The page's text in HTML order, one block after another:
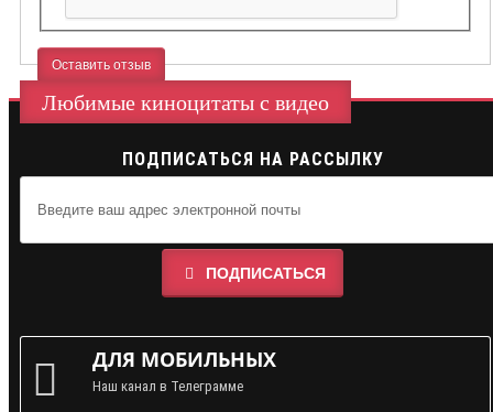
Оставить отзыв
Любимые киноцитаты с видео
ПОДПИСАТЬСЯ НА РАССЫЛКУ
ПОДПИСАТЬСЯ
ДЛЯ МОБИЛЬНЫХ
Наш канал в Телеграмме